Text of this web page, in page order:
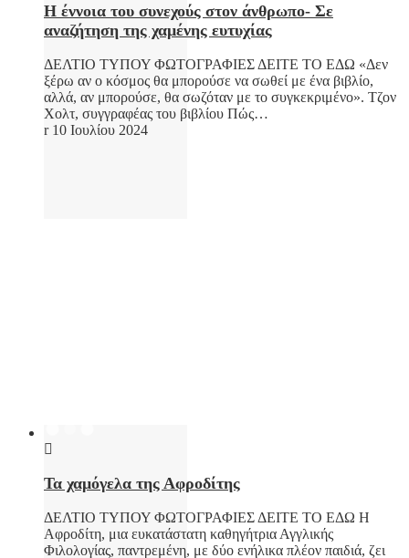
Η έννοια του συνεχούς στον άνθρωπο- Σε
αναζήτηση της χαμένης ευτυχίας
ΔΕΛΤΙΟ ΤΥΠΟΥ ΦΩΤΟΓΡΑΦΙΕΣ ΔΕΙΤΕ ΤΟ ΕΔΩ «Δεν
ξέρω αν ο κόσμος θα μπορούσε να σωθεί με ένα βιβλίο,
αλλά, αν μπορούσε, θα σωζόταν με το συγκεκριμένο». Τζον
Χολτ, συγγραφέας του βιβλίου Πώς…
10 Ιουλίου 2024
Τα χαμόγελα της Αφροδίτης
ΔΕΛΤΙΟ ΤΥΠΟΥ ΦΩΤΟΓΡΑΦΙΕΣ ΔΕΙΤΕ ΤΟ ΕΔΩ Η
Αφροδίτη, μια ευκατάστατη καθηγήτρια Αγγλικής
Φιλολογίας, παντρεμένη, με δύο ενήλικα πλέον παιδιά, ζει